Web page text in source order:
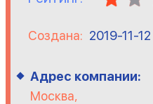
Создана: 2019-11-12
Адрес компании:
Москва,